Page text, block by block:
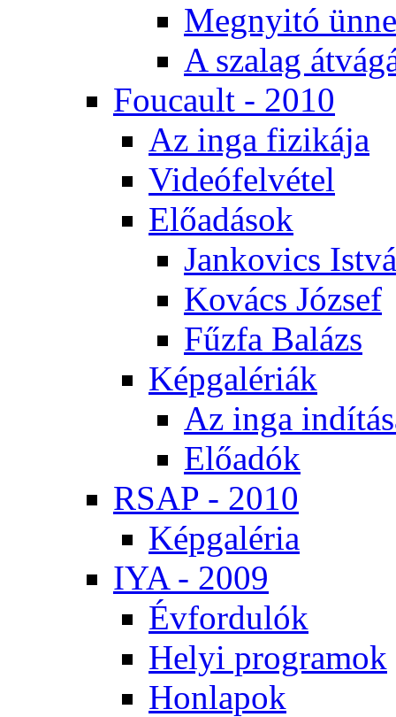
Meg­nyi­tó
A sza­lag
Fo­u­ca­ult - 2010
Az in­ga fi­zi­ká­ja
Vi­de­ó­fel­vé­tel
Elő­adá­sok
Jan­ko­vics
Ko­vács Jó­zsef
Fűz­fa Ba­lázs
Kép­ga­lé­ri­ák
Az in­ga
Elő­adók
RSAP - 2010
Kép­ga­lé­ria
IYA - 2009
Év­for­du­lók
He­lyi prog­ra­mok
Hon­la­pok